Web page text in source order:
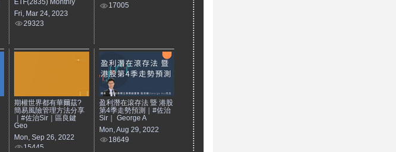
Fri, Mar 24, 2023
29323
17005
期權世界都有華爾茲?
簡易風險管理方法分享
｜#佐治Sir｜區良鍵
Geo
Mon, Sep 26, 2022
15445
盈利潛在滾存法 暨 港股
第4季走勢預測｜#佐治
Sir｜ George A
Mon, Aug 29, 2022
18649